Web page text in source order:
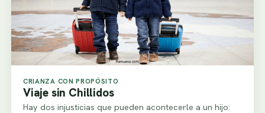
CRIANZA CON PROPÓSITO
Viaje sin Chillidos
Hay dos injusticias que pueden acontecerle a un hijo: